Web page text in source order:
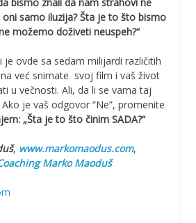
samo iluzija? Šta je to što bismo
možemo doživeti neuspeh?“
je ovde sa sedam milijardi različitih
već snimate svoj film i vaš život
u večnosti. Ali, da li se vama taj
je vaš odgovor “Ne”, promenite
„Šta je to što činim SADA?“
, www.markomaodus.com,
Marko Maoduš